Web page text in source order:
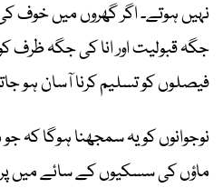
نہیں ہوتے۔ اگر گھروں میں
جگہ قبولیت اور انا کی جگہ ظرف
فیصلوں کو تسلیم کرنا آسان ہو
نوجوانوں کو یہ سمجھنا ہوگا کہ
ماؤں کی سسکیوں کے سائے میں